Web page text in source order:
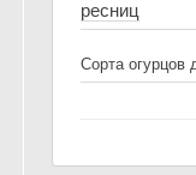
ресниц
Сорта огурцов